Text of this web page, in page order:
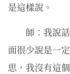
是這樣說。
師：我說
面很少說是一
思，我沒有這